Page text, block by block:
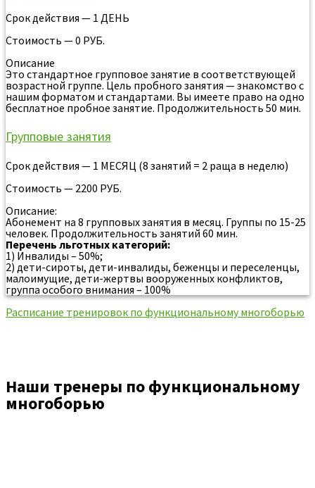
Срок действия — 1 ДЕНЬ
Стоимость — 0 РУБ.
Описание
Это стандартное групповое занятие в соответствующей
возрастной группе. Цель пробного занятия — знакомство с
нашим форматом и стандартами. Вы имеете право на одно
бесплатное пробное занятие. Продолжительность 50 мин.
Групповые занятия
Срок действия — 1 МЕСЯЦ (8 занятий = 2 раща в неделю)
Стоимость — 2200 РУБ.
Описание:
Абонемент на 8 групповых занятия в месяц. Группы по 15-25
человек. Продолжительность занятий 60 мин.
Перечень льготных категорий:
1) Инвалиды – 50%;
2) дети-сироты, дети-инвалиды, беженцы и переселенцы,
малоимущие, дети-жертвы вооруженных конфликтов,
группа особого внимания – 100%
Расписание тренировок по функциональному многоборью
Наши тренеры по функциональному
многоборью